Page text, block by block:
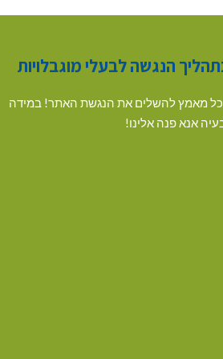
הנגשה לבעלי מוגבלויות
כל מאמץ להשלים את הנגשת האתר! במידה
אנא פנה אלינו!